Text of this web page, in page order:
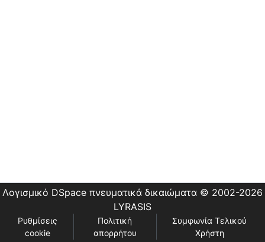
Λογισμικό DSpace πνευματικά δικαιώματα © 2002-2026
LYRASIS
Ρυθμίσεις
cookie
Πολιτική
απορρήτου
Συμφωνία Τελικού
Χρήστη